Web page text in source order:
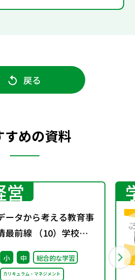
戻る
すめの資料
営
ータから考える教育事
最前線 （10）学校に
おける総合的な学習の時
間の実施に関する調査
小 中 総合的な学習
カリキュラム・マネジメント